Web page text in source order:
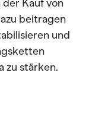
Kauf von
beitragen
und
zu stärken.